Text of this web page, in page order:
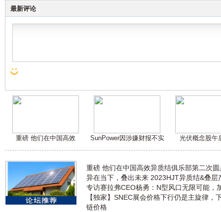
最新评论
重磅 他们在中国高效 SunPower因涉嫌财报不实 光伏概念股午
重磅 他们在中国高效异质结俱乐部第二次
异在当下，叠出未来 2023HJT异质结&叠层
专访赛拉弗CEO杨勇：N型风口无限可能，
【独家】SNEC展会价格下行仍是主旋律，
链价格